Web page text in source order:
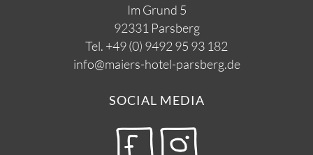
Im Grund 5
92331 Parsberg
Tel. +49 (0) 9492 95 93 182
info@maiers-hotel-parsberg.de
SOCIAL MEDIA